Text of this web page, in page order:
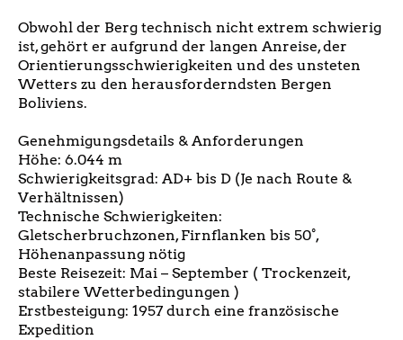
Obwohl der Berg technisch nicht extrem schwierig
ist, gehört er aufgrund der langen Anreise, der
Orientierungsschwierigkeiten und des unsteten
Wetters zu den herausforderndsten Bergen
Boliviens.
Genehmigungsdetails & Anforderungen
Höhe: 6.044 m
Schwierigkeitsgrad: AD+ bis D (Je nach Route &
Verhältnissen)
Technische Schwierigkeiten:
Gletscherbruchzonen, Firnflanken bis 50°,
Höhenanpassung nötig
Beste Reisezeit: Mai – September ( Trockenzeit,
stabilere Wetterbedingungen )
Erstbesteigung: 1957 durch eine französische
Expedition